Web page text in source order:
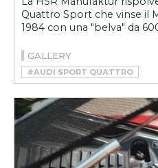
Quattro Sport che vinse il
1984 con una "belva" da
GALLERY
#AUDI SPORT QUATTRO
#HSR MANUFAKTUR